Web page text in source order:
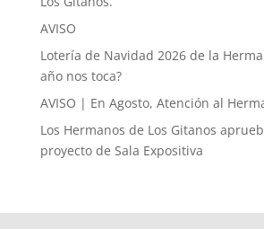
AVISO
Lotería de Navidad 2026 de la
año nos toca?
AVISO | En Agosto, Atención al
Los Hermanos de Los Gitanos
proyecto de Sala Expositiva